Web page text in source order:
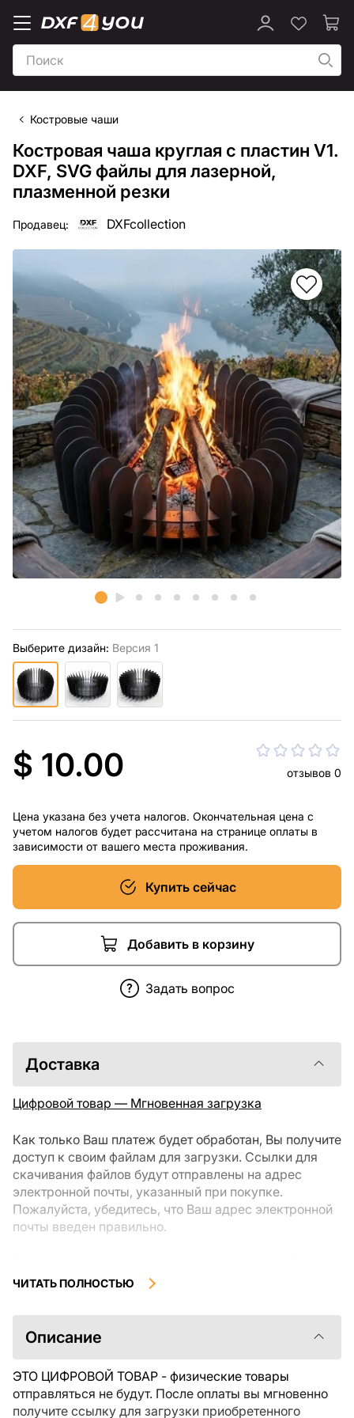
Костровые чаши
Костровая чаша круглая с пластин V1.
DXF, SVG файлы для лазерной,
плазменной резки
Продавец: DXFcollection
Выберите дизайн: Версия 1
$ 10.00 отзывов 0
Цена указана без учета налогов. Окончательная цена с
учетом налогов будет рассчитана на странице оплаты в
зависимости от вашего места проживания.
Купить сейчас
Добавить в корзину
Задать вопрос
Доставка
Цифровой товар — Мгновенная загрузка
Как только Ваш платеж будет обработан, Вы получите
доступ к своим файлам для загрузки. Ссылки для
скачивания файлов будут отправлены на адрес
электронной почты, указанный при покупке.
Пожалуйста, убедитесь, что Ваш адрес электронной
почты введен правильно.
загрузки, не подлежат возврату или обмену после их
ознакомиться с описанием товара и задать все
интересующие Вас вопросы перед покупкой. Если у
свяжитесь с продавцом напрямую.
ЧИТАТЬ ПОЛНОСТЬЮ
Описание
ЭТО ЦИФРОВОЙ ТОВАР - физические товары
отправляться не будут. После оплаты вы мгновенно
получите ссылку для загрузки приобретенного